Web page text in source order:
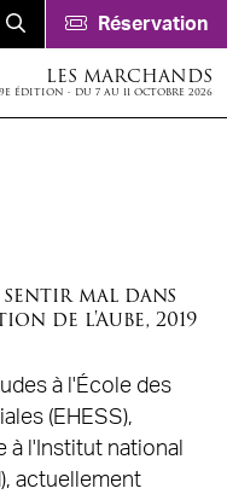
Réservation
LES MARCHANDS
ÉDITION - DU 7 AU 11 OCTOBRE 2026
sentir mal dans
de l'Aube, 2019
à l'École des
(EHESS),
à l'Institut national
actuellement